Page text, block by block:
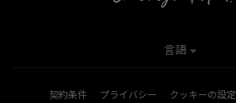
契約条件 プライバシー クッキーの設定
言語